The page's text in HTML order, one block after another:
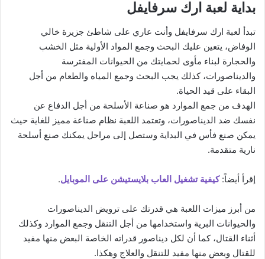
بداية لعبة ارك سرفايفل
تبدأ لعبة ارك سرفايفل وأنت عاري على شاطئ جزيرة خالي
الوفاض، يتعين عليك البحث وجمع المواد الأولية مثل الخشب
والحجارة لبناء مأوى لحمايتك من الحيوانات المفترسة
والديناصورات، كذلك يجب البحث وجمع المياه والطعام من أجل
البقاء على قيد الحياة.
الهدف من جمع الموارد هو صناعة الأسلحة من أجل الدفاع عن
نفسك ضد الديناصورات، وتعتمد اللعبة نظام صناعة مميز للغاية حيث
يمكن صنع فأس في البداية وستصل إلى مراحل يمكنك صنع أسلحة
نارية متقدمة.
إقرأ أيضاً:كيفية تشغيل العاب بلايستيشن على الموبايل.
من أبرز ميزات اللعبة هي قدرتك على ترويض الديناصورات
والحيوانات البرية واستخدامها من أجل التنقل وجمع الموارد وكذلك
أثناء القتال، كما أن لكل ديناصور قدراته الخاصة البعض منها مفيد
للقتال وبعض منها مفيد للتنقل والعلاج وهكذا.